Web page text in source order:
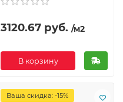
3120.67 руб. /м2
В корзину
Ваша скидка: -15%